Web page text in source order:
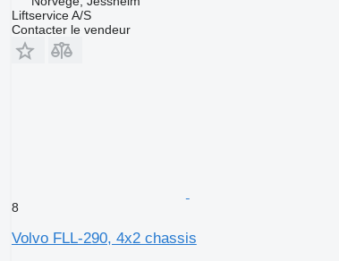
Liftservice A/S
Contacter le vendeur
8
Volvo FLL-290, 4x2 chassis